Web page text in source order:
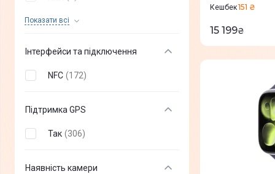
Показати всi
16 Гб 0
Інтерфейси та підключення
NFC (172)
Підтримка GPS
Так (306)
Наявність камери
Кешбек151 ₴
15 199₴